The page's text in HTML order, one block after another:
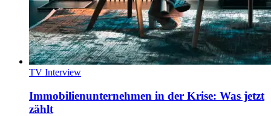
TV Interview
Immobilienunternehmen in der Krise: Was jetzt
zählt